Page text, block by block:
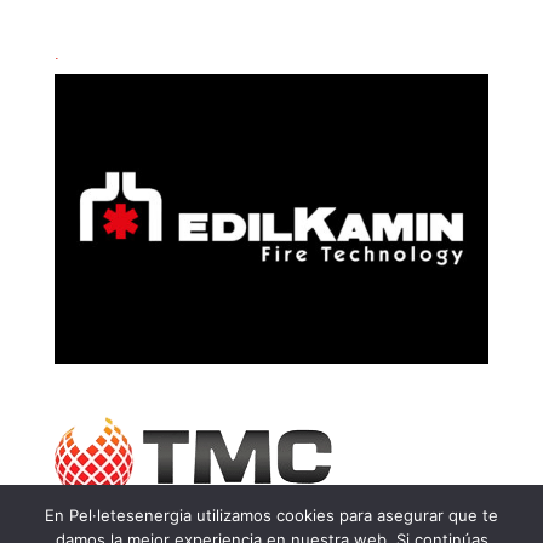
.
En Pel·letesenergia utilizamos cookies para asegurar que te